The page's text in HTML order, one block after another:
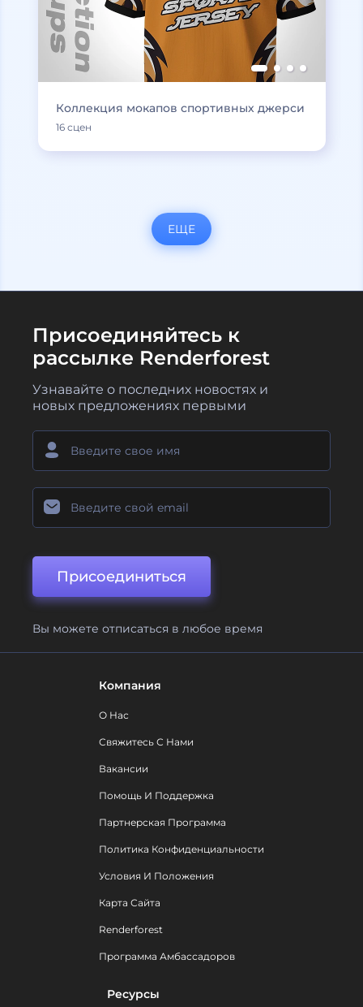
Коллекция мокапов спортивных джерси
16 сцен
ЕЩЕ
Присоединяйтесь к
рассылке Renderforest
Узнавайте о последних новостях и
новых предложениях первыми
Присоединиться
Вы можете отписаться в любое время
Компания
О Нас
Свяжитесь С Нами
Вакансии
Помощь И Поддержка
Партнерская Программа
Политика Конфиденциальности
Условия И Положения
Карта Сайта
Renderforest
Программа Амбассадоров
Ресурсы